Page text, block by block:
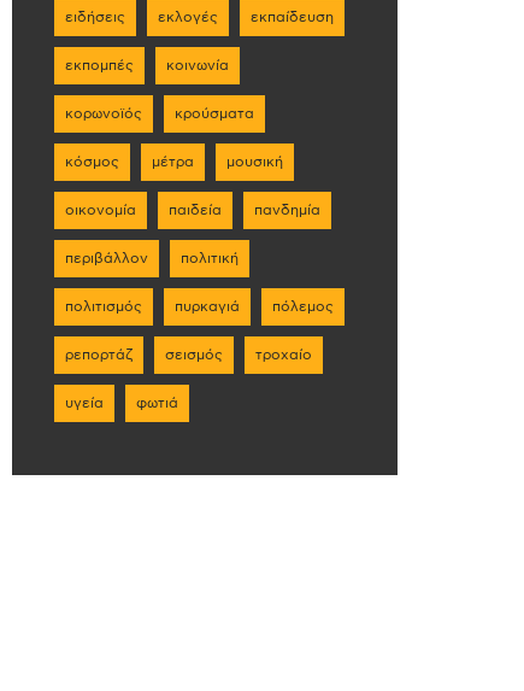
ειδήσεις εκλογές εκπαίδευση
εκπομπές κοινωνία
κορωνοϊός κρούσματα
κόσμος μέτρα μουσική
οικονομία παιδεία πανδημία
περιβάλλον πολιτική
πολιτισμός πυρκαγιά πόλεμος
ρεπορτάζ σεισμός τροχαίο
υγεία φωτιά